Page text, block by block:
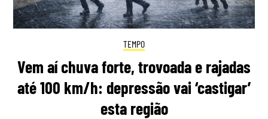
TEMPO
Vem aí chuva forte, trovoada e rajadas
até 100 km/h: depressão vai ‘castigar’
esta região